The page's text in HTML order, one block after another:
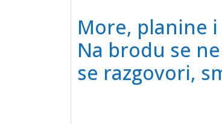
More, planine
Na brodu se
se razgovori,